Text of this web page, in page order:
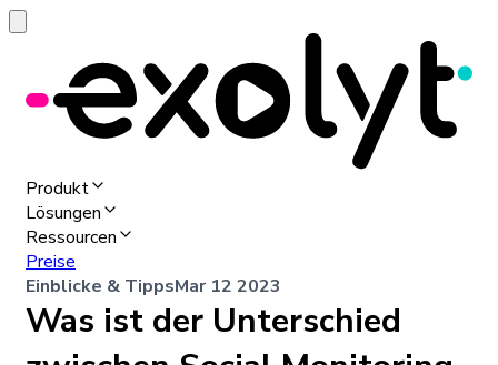
Produkt
Lösungen
Ressourcen
Preise
Einblicke & TippsMar 12 2023
Was ist der Unterschied